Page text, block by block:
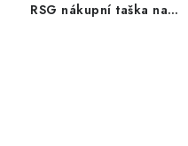
RSG nákupní taška na